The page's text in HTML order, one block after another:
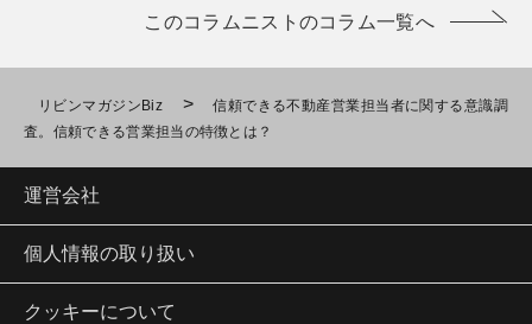
このコラムニストのコラム一覧へ
リビンマガジンBiz >
信頼できる不動産営業担当者に関する意識調
査。信頼できる営業担当の特徴とは？
運営会社
個人情報の取り扱い
クッキーについて